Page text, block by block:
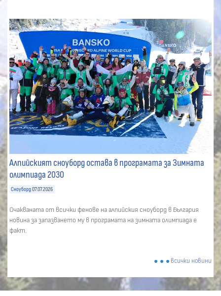
Алпийският сноуборд остава в програмата за Зимната
олимпиада 2030
Сноуборд 07.07.2026
Очакваната от всички фенове на алпийския сноуборд в България
новина за запазването му в програмата на зимната олимпиада е
факт.
всички новини